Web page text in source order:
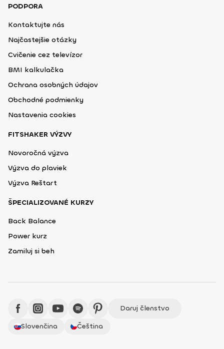
PODPORA
Kontaktujte nás
Najčastejšie otázky
Cvičenie cez televízor
BMI kalkulačka
Ochrana osobných údajov
Obchodné podmienky
Nastavenia cookies
FITSHAKER VÝZVY
Novoročná výzva
Výzva do plaviek
Výzva Reštart
ŠPECIALIZOVANÉ KURZY
Back Balance
Power kurz
Zamiluj si beh
Daruj členstvo
Slovenčina
Čeština